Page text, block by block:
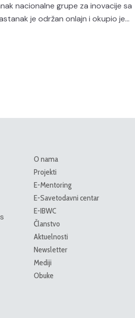
nacionalne grupe za inovacije sa
je održan onlajn i okupio je...
O nama
Projekti
E-Mentoring
E-Savetodavni centar
E-IBWC
Članstvo
Aktuelnosti
Newsletter
Mediji
Obuke